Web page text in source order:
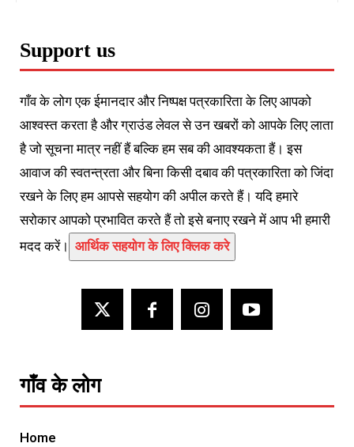
Support us
गाँव के लोग एक ईमानदार और निष्पक्ष पत्रकारिता के लिए आपको
आश्वस्त करता है और ग्राउंड लेवल से उन खबरों को आपके लिए लाता
है जो सूचना मात्र नहीं हैं बल्कि हम सब की आवश्यकता हैं। इस
आवाज की स्वतन्त्रता और बिना किसी दबाव की पत्रकारिता को जिंदा
रखने के लिए हम आपसे सहयोग की अपील करते हैं। यदि हमारे
सरोकार आपको प्रभावित करते हैं तो इसे बनाए रखने में आप भी हमारी
मदद करें। आर्थिक सहयोग के लिए क्लिक करे
गाँव के लोग
Home